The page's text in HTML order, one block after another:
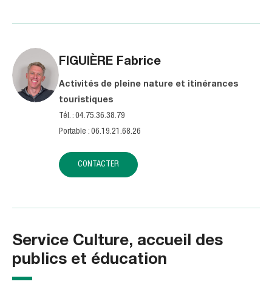
FIGUIÈRE Fabrice
Activités de pleine nature et itinérances
touristiques
Tél. : 04.75.36.38.79
Portable : 06.19.21.68.26
CONTACTER
Service Culture, accueil des
publics et éducation